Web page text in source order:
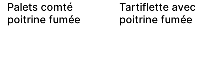
Palets comté
poitrine fumée
Tartiflette avec
poitrine fumée